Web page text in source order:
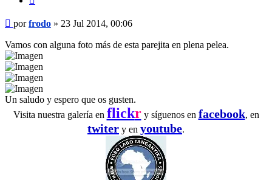
Mensaje
porfrodo » 23 Jul 2014, 00:06
Vamos con alguna foto más de esta parejita en plena pelea.
Un saludo y espero que os gusten.
Visita nuestra galería en flickry síguenos en facebook, en
twiter y en youtube.